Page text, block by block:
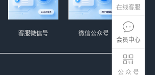
在线客服
会员中心
公 众 号
微信公众号
客服微信号